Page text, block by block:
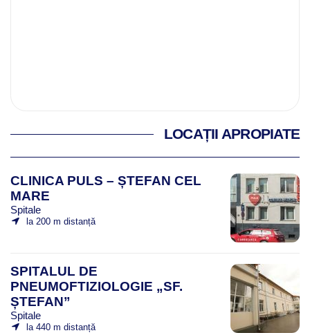
LOCAȚII APROPIATE
CLINICA PULS – ȘTEFAN CEL
MARE
Spitale
la 200 m distanță
SPITALUL DE
PNEUMOFTIZIOLOGIE „SF.
ȘTEFAN”
Spitale
la 440 m distanță